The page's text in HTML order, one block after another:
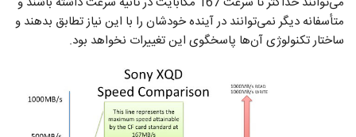
متأسفانه دیگر نمی‌توانند در آینده خودشان را با این نیاز تطابق بدهند و
ساختار تکنولوژی آن‌ها پاسخگوی این تغییرات نخواهد بود.